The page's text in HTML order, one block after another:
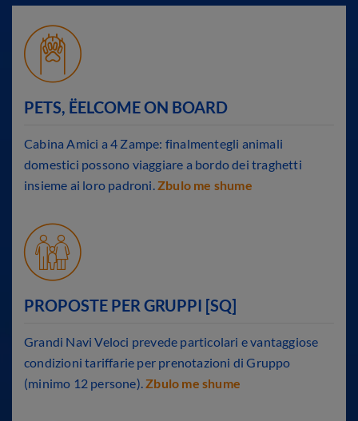
PETS, ËELCOME ON BOARD
Cabina Amici a 4 Zampe: finalmentegli animali
domestici possono viaggiare a bordo dei traghetti
insieme ai loro padroni.Zbulo me shume
PROPOSTE PER GRUPPI [SQ]
Grandi Navi Veloci prevede particolari e vantaggiose
condizioni tariffarie per prenotazioni di Gruppo
(minimo 12 persone).Zbulo me shume